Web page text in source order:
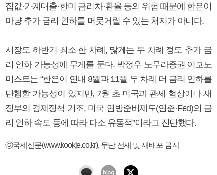
집값·가계대출·한미 금리차·환율 등의 위험 때문에 한은이
마냥 추가 금리 인하를 머뭇거릴 수 있는 처지가 아니다.
시장도 하반기 최소 한 차례, 많게는 두 차례 정도 추가 금
리 인하 가능성에 무게를 둔다. 박정우 노무라증권 이코노
미스트는 “한은이 연내 8월과 11월 두 차례 더 금리 인하를
단행할 가능성이 있지만, 7월 초 미국과 관세 협상이나 새
정부의 경제정책 기조, 미국 연방준비제도(연준·Fed)의 금
리 인하 속도 등에 따라 다소 유동적”이라고 진단했다.
ⓒ국제신문(www.kookje.co.kr), 무단 전재 및 재배포 금지